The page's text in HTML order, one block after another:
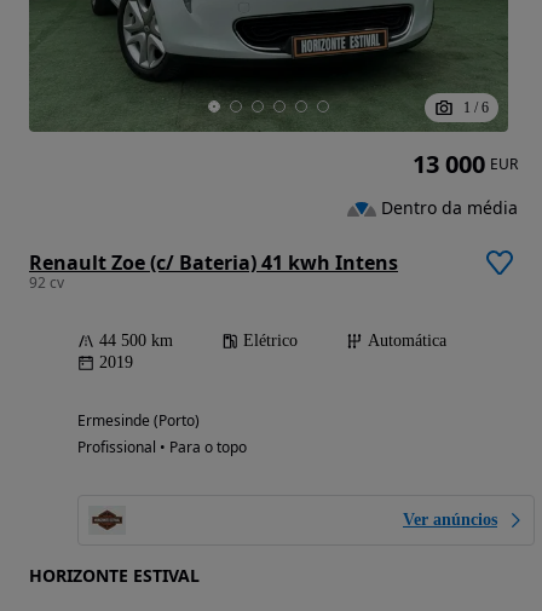
1 / 6
Renault Zoe (c/ Bateria) 41 kwh Intens
92 cv
44 500 km Elétrico
Automática
2019
Ermesinde (Porto)
Profissional • Para o topo
Ver anúncios
HORIZONTE ESTIVAL
13 000 EUR
Dentro da média